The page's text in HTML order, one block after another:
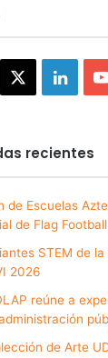
recientes
de Escuelas
de Flag
STEM de
2026
reúne a
de Arte